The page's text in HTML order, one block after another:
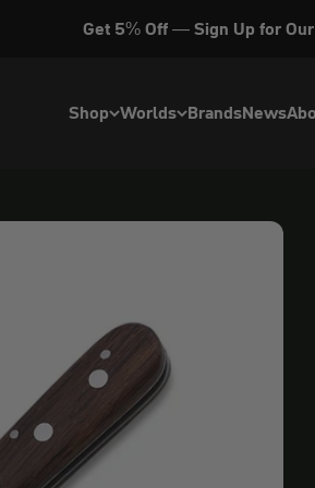
Get 5% Off — Sign Up for
Shop Worlds BrandsNews